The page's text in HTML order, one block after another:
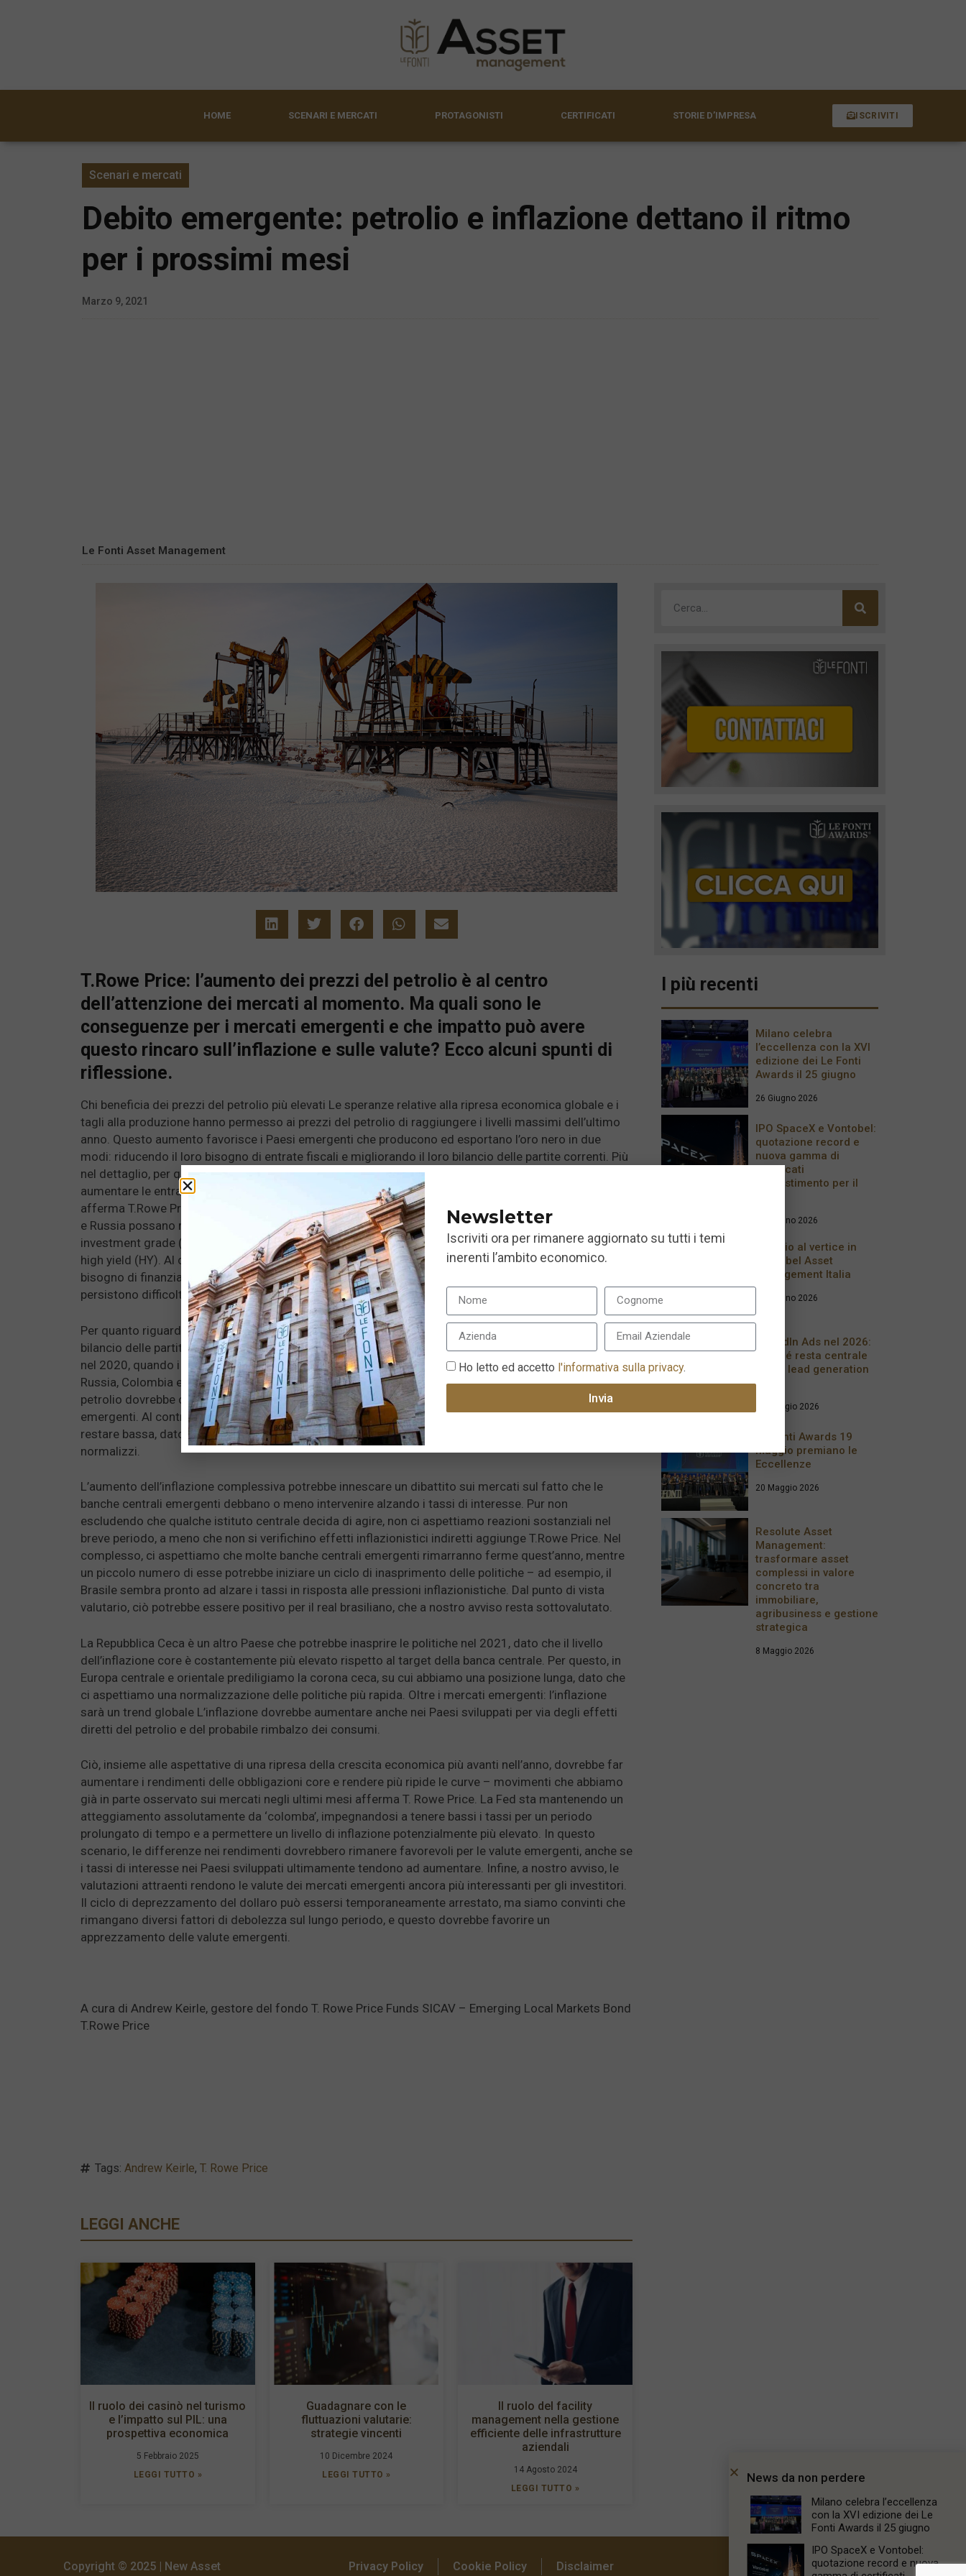
HOME SCENARI E MERCATI PROTAGONISTI CERTIFICATI STORIE D’IMPRESA ISCRIVITI
Scenari e mercati
Debito emergente: petrolio e inflazione dettano il ritmo
per i prossimi mesi
Marzo 9, 2021
Le Fonti Asset Management
T.Rowe Price: l’aumento dei prezzi del petrolio è al centro
dell’attenzione dei mercati al momento. Ma quali sono le
conseguenze per i mercati emergenti e che impatto può avere
questo rincaro sull’inflazione e sulle valute? Ecco alcuni spunti di
riflessione.
Chi beneficia dei prezzi del petrolio più elevati Le speranze relative alla ripresa economica globale e i
tagli alla produzione hanno permesso ai prezzi del petrolio di raggiungere i livelli massimi dell’ultimo
anno. Questo aumento favorisce i Paesi emergenti che producono ed esportano l’oro nero in due
modi: riducendo il loro bisogno di entrate fiscali e migliorando il loro bilancio delle partite correnti. Più
nel dettaglio, per quanto riguarda il primo aspetto, i prezzi del petrolio più elevati dovrebbero far
aumentare le entrate fiscali e derivate dall’export per i principali Paesi che lo producono e lo esportano
afferma T.Rowe Price. In termini di esigenze di finanziamento, ci aspettiamo che Arabia Saudita, Qatar
e Russia possano registrare i miglioramenti più consistenti nella fascia del debito con rating
investment grade (IG), mentre Angola ed Ecuador potrebbero essere i principali beneficiari nella fascia
high yield (HY). Al contrario, è possibile che assisteremo a un deterioramento in Nigeria, dato che il
bisogno di finanziamenti aumenterà nel 2021 per via di un numero elevato di bond in scadenza e che
persistono difficoltà nella riscossione delle entrate.
Per quanto riguarda il secondo aspetto, i prezzi del petrolio più elevati dovrebbero supportare il
bilancio delle partite correnti degli esportatori, con un’inversione del deterioramento che si è registrato
nel 2020, quando i prezzi sono crollati. Tra i beneficiari di questo trend potrebbero esserci Israele,
Russia, Colombia e Messico. Impatto sull’inflazione Nei prossimi mesi, il recupero dei prezzi del
petrolio dovrebbe contribuire a far aumentare moderatamente l’inflazione complessiva nei mercati
emergenti. Al contrario, l’inflazione core – che non comprende alimentari ed energia – dovrebbe
restare bassa, dato che ci vorrà tempo prima che gli output gap vengano colmati e l’attività si
normalizzi.
L’aumento dell’inflazione complessiva potrebbe innescare un dibattito sui mercati sul fatto che le
banche centrali emergenti debbano o meno intervenire alzando i tassi di interesse. Pur non
escludendo che qualche istituto centrale decida di agire, non ci aspettiamo reazioni sostanziali nel
breve periodo, a meno che non si verifichino effetti inflazionistici indiretti aggiunge T.Rowe Price. Nel
complesso, ci aspettiamo che molte banche centrali emergenti rimarranno ferme quest’anno, mentre
un piccolo numero di esse potrebbe iniziare un ciclo di inasprimento delle politiche – ad esempio, il
Brasile sembra pronto ad alzare i tassi in risposta alle pressioni inflazionistiche. Dal punto di vista
valutario, ciò potrebbe essere positivo per il real brasiliano, che a nostro avviso resta sottovalutato.
La Repubblica Ceca è un altro Paese che potrebbe inasprire le politiche nel 2021, dato che il livello
dell’inflazione core è costantemente più elevato rispetto al target della banca centrale. Per questo, in
Europa centrale e orientale prediligiamo la corona ceca, su cui abbiamo una posizione lunga, dato che
ci aspettiamo una normalizzazione delle politiche più rapida. Oltre i mercati emergenti: l’inflazione
sarà un trend globale L’inflazione dovrebbe aumentare anche nei Paesi sviluppati per via degli effetti
diretti del petrolio e del probabile rimbalzo dei consumi.
Ciò, insieme alle aspettative di una ripresa della crescita economica più avanti nell’anno, dovrebbe far
aumentare i rendimenti delle obbligazioni core e rendere più ripide le curve – movimenti che abbiamo
già in parte osservato sui mercati negli ultimi mesi afferma T. Rowe Price. La Fed sta mantenendo un
atteggiamento assolutamente da ‘colomba’, impegnandosi a tenere bassi i tassi per un periodo
prolungato di tempo e a permettere un livello di inflazione potenzialmente più elevato. In questo
scenario, le differenze nei rendimenti dovrebbero rimanere favorevoli per le valute emergenti, anche se
i tassi di interesse nei Paesi sviluppati ultimamente tendono ad aumentare. Infine, a nostro avviso, le
valutazioni attraenti rendono le valute dei mercati emergenti ancora più interessanti per gli investitori.
Il ciclo di deprezzamento del dollaro può essersi temporaneamente arrestato, ma siamo convinti che
rimangano diversi fattori di debolezza sul lungo periodo, e questo dovrebbe favorire un
apprezzamento delle valute emergenti.
A cura di Andrew Keirle, gestore del fondo T. Rowe Price Funds SICAV – Emerging Local Markets Bond
T.Rowe Price
Tags: Andrew Keirle, T. Rowe Price
LEGGI ANCHE
Il ruolo dei casinò nel turismo
e l’impatto sul PIL: una
prospettiva economica
5 Febbraio 2025
LEGGI TUTTO »
Guadagnare con le
fluttuazioni valutarie:
strategie vincenti
10 Dicembre 2024
LEGGI TUTTO »
Il ruolo del facility
management nella gestione
efficiente delle infrastrutture
aziendali
14 Agosto 2024
LEGGI TUTTO »
I più recenti
Milano celebra
l’eccellenza con la XVI
edizione dei Le Fonti
Awards il 25 giugno
26 Giugno 2026
IPO SpaceX e Vontobel:
quotazione record e
nuova gamma di
certificati
d’investimento per il
17 Giugno 2026
Cambio al vertice in
Vontobel Asset
Management Italia
17 Giugno 2026
LinkedIn Ads nel 2026:
perché resta centrale
per la lead generation
B2B
28 Maggio 2026
Le Fonti Awards 19
maggio premiano le
Eccellenze
20 Maggio 2026
Resolute Asset
Management:
trasformare asset
complessi in valore
concreto tra
immobiliare,
agribusiness e gestione
strategica
8 Maggio 2026
Copyright © 2025 | New Asset Privacy Policy Cookie Policy Disclaimer
News da non perdere
Milano celebra l’eccellenza
con la XVI edizione dei Le
Fonti Awards il 25 giugno
IPO SpaceX e Vontobel:
quotazione record e nuova
Newsletter
Iscriviti ora per rimanere aggiornato su tutti i temi
inerenti l’ambito economico.
Ho letto ed accetto l'informativa sulla privacy.
Invia